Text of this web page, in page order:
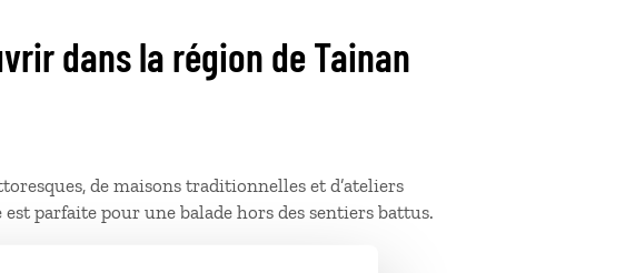
dans la région de Tainan
de maisons traditionnelles et d’ateliers
est parfaite pour une balade hors des sentiers battus.